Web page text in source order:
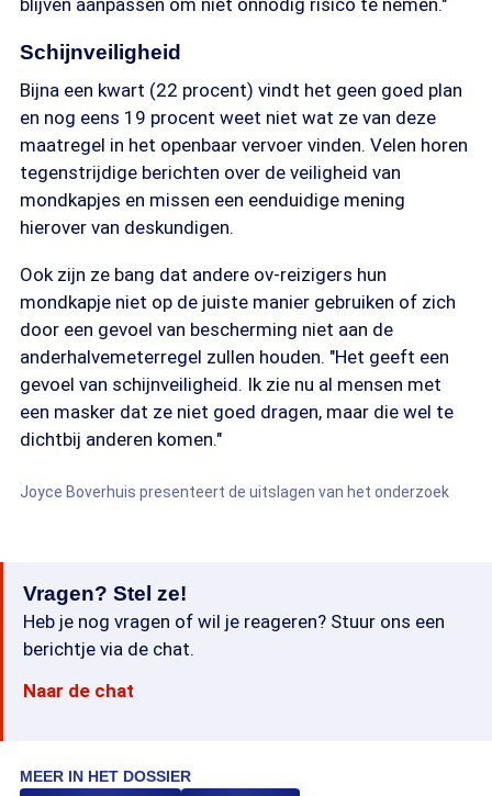
blijven aanpassen om niet onnodig risico te nemen."
Schijnveiligheid
Bijna een kwart (22 procent) vindt het geen goed plan
en nog eens 19 procent weet niet wat ze van deze
maatregel in het openbaar vervoer vinden. Velen horen
tegenstrijdige berichten over de veiligheid van
mondkapjes en missen een eenduidige mening
hierover van deskundigen.
Ook zijn ze bang dat andere ov-reizigers hun
mondkapje niet op de juiste manier gebruiken of zich
door een gevoel van bescherming niet aan de
anderhalvemeterregel zullen houden. "Het geeft een
gevoel van schijnveiligheid. Ik zie nu al mensen met
een masker dat ze niet goed dragen, maar die wel te
dichtbij anderen komen."
Joyce Boverhuis presenteert de uitslagen van het onderzoek
Vragen? Stel ze!
Heb je nog vragen of wil je reageren? Stuur ons een
berichtje via de chat.
Naar de chat
MEER IN HET DOSSIER